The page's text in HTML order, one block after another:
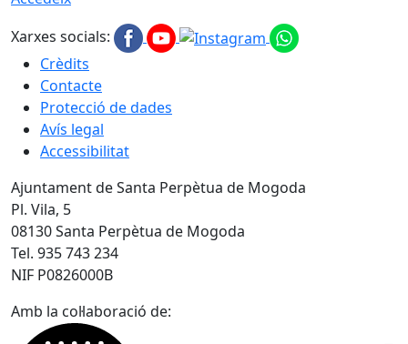
Xarxes socials:
Crèdits
Contacte
Protecció de dades
Avís legal
Accessibilitat
Ajuntament de Santa Perpètua de Mogoda
Pl. Vila, 5
08130 Santa Perpètua de Mogoda
Tel. 935 743 234
NIF P0826000B
Amb la col·laboració de: